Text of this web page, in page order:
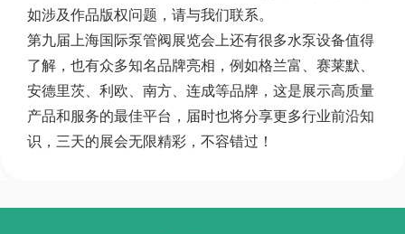
如涉及作品版权问题，请与我们联系。
第九届上海国际泵管阀展览会上还有很多水泵设备值得
了解，也有众多知名品牌亮相，例如格兰富、赛莱默、
安德里茨、利欧、南方、连成等品牌，这是展示高质量
产品和服务的最佳平台，届时也将分享更多行业前沿知
识，三天的展会无限精彩，不容错过！